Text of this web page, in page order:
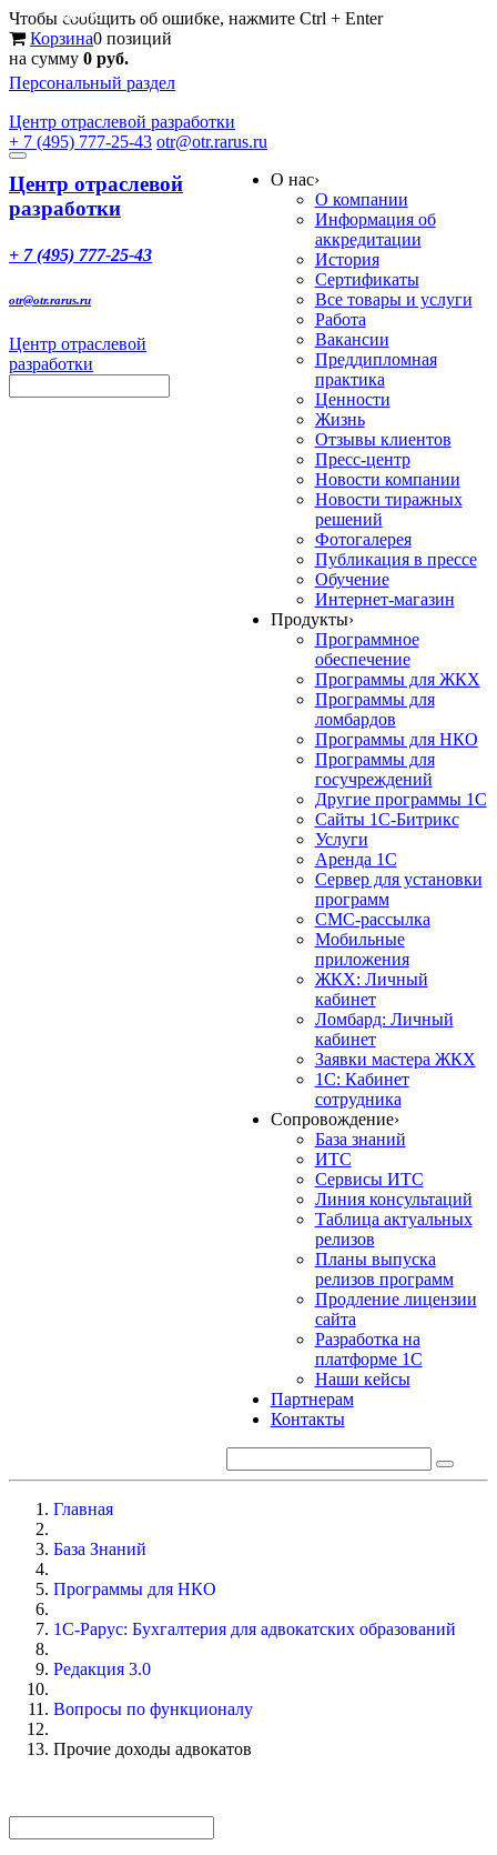
Чтобы сообщить об ошибке, нажмите Ctrl + Enter
Корзина0 позиций
на сумму 0 руб.
Персональный раздел
Центр отраслевой разработки
+ 7 (495) 777-25-43 otr@otr.rarus.ru
Toggle
navigation
Меню
Центр отраслевой
разработки
+ 7 (495) 777-25-43
otr@otr.rarus.ru
Центр отраслевой
разработки
О нас›
О компании
Информация об
аккредитации
История
Сертификаты
Все товары и услуги
Работа
Вакансии
Преддипломная
практика
Ценности
Жизнь
Отзывы клиентов
Пресс-центр
Новости компании
Новости тиражных
решений
Фотогалерея
Публикация в прессе
Обучение
Интернет-магазин
Продукты›
Программное
обеспечение
Программы для ЖКХ
Программы для
ломбардов
Программы для НКО
Программы для
госучреждений
Другие программы 1С
Сайты 1С-Битрикс
Услуги
Аренда 1С
Сервер для установки
программ
СМС-рассылка
Мобильные
приложения
ЖКХ: Личный
кабинет
Ломбард: Личный
кабинет
Заявки мастера ЖКХ
1С: Кабинет
сотрудника
Сопровождение›
База знаний
ИТС
Сервисы ИТС
Линия консультаций
Таблица актуальных
релизов
Планы выпуска
релизов программ
Продление лицензии
сайта
Разработка на
платформе 1С
Наши кейсы
Партнерам
Контакты
Главная
База Знаний
Программы для НКО
1С-Рарус: Бухгалтерия для адвокатских образований
Редакция 3.0
Вопросы по функционалу
Прочие доходы адвокатов